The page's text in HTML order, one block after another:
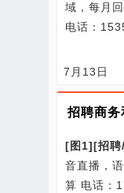
域，每月
电话：
7月13日
招聘商务
[图1][招聘/
音直播，
算 电话：